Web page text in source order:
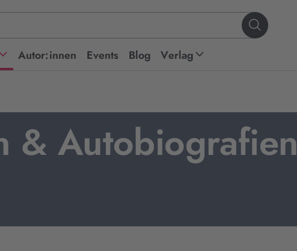
Autor:innen Events Blog Verlag
& Autobiografien